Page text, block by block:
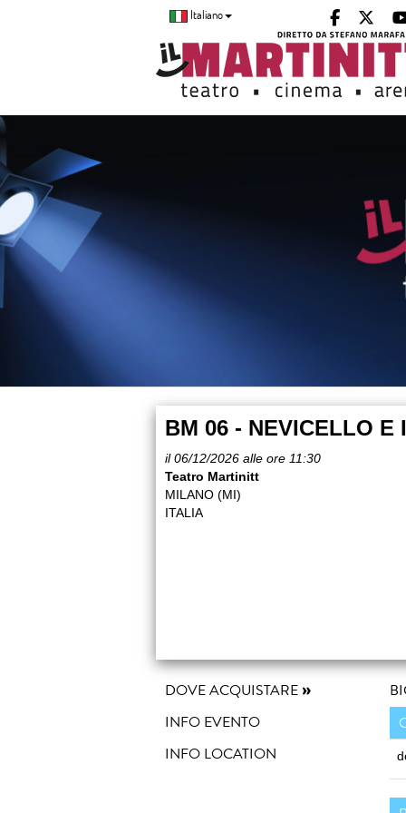
Italiano
BM 06 - NEVICELLO E
il 06/12/2026 alle ore 11:30
Teatro Martinitt
MILANO (MI)
ITALIA
DOVE ACQUISTARE
INFO EVENTO
INFO LOCATION